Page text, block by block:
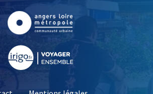
, Ouvre une nouvelle